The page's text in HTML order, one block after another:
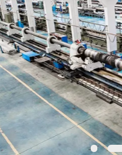
BIZIMLE
İLETIŞIM
BIR
İNDIRIM
İSTE